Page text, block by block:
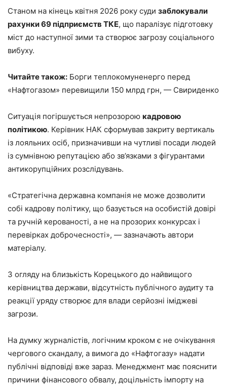
Станом на кінець квітня 2026 року суди заблокували
рахунки 69 підприємств ТКЕ, що паралізує підготовку
міст до наступної зими та створює загрозу соціального
вибуху.
Читайте також: Борги теплокомуненерго перед
«Нафтогазом» перевищили 150 млрд грн, — Свириденко
Ситуація погіршується непрозорою кадровою
політикою. Керівник НАК сформував закриту вертикаль
із лояльних осіб, призначивши на чутливі посади людей
із сумнівною репутацією або зв’язками з фігурантами
антикорупційних розслідувань.
«Стратегічна державна компанія не може дозволити
собі кадрову політику, що базується на особистій довірі
та ручній керованості, а не на прозорих конкурсах і
перевірках доброчесності», — зазначають автори
матеріалу.
З огляду на близькість Корецького до найвищого
керівництва держави, відсутність публічного аудиту та
реакції уряду створює для влади серйозні іміджеві
загрози.
На думку журналістів, логічним кроком є не очікування
чергового скандалу, а вимога до «Нафтогазу» надати
публічні відповіді вже зараз. Менеджмент має пояснити
причини фінансового обвалу, доцільність імпорту на